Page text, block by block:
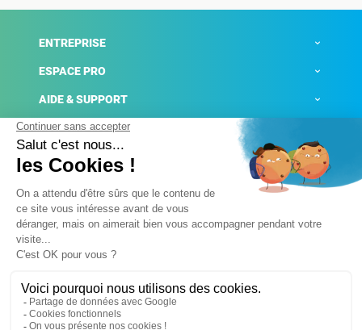
ENTREPRISE
ESPACE PRO
AIDE & SUPPORT
ACTUALITÉS
Mentions légales
Conditions générales de ventes